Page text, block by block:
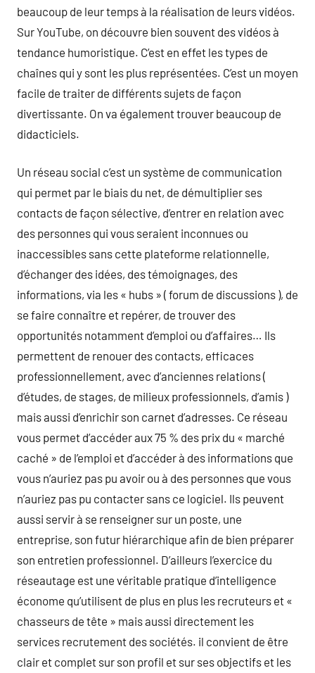
beaucoup de leur temps à la réalisation de leurs vidéos.
Sur YouTube, on découvre bien souvent des vidéos à
tendance humoristique. C’est en effet les types de
chaînes qui y sont les plus représentées. C’est un moyen
facile de traiter de différents sujets de façon
divertissante. On va également trouver beaucoup de
didacticiels.
Un réseau social c’est un système de communication
qui permet par le biais du net, de démultiplier ses
contacts de façon sélective, d’entrer en relation avec
des personnes qui vous seraient inconnues ou
inaccessibles sans cette plateforme relationnelle,
d’échanger des idées, des témoignages, des
informations, via les « hubs » ( forum de discussions ), de
se faire connaître et repérer, de trouver des
opportunités notamment d’emploi ou d’affaires… Ils
permettent de renouer des contacts, efficaces
professionnellement, avec d’anciennes relations (
d’études, de stages, de milieux professionnels, d’amis )
mais aussi d’enrichir son carnet d’adresses. Ce réseau
vous permet d’accéder aux 75 % des prix du « marché
caché » de l’emploi et d’accéder à des informations que
vous n’auriez pas pu avoir ou à des personnes que vous
n’auriez pas pu contacter sans ce logiciel. Ils peuvent
aussi servir à se renseigner sur un poste, une
entreprise, son futur hiérarchique afin de bien préparer
son entretien professionnel. D’ailleurs l’exercice du
réseautage est une véritable pratique d’intelligence
économe qu’utilisent de plus en plus les recruteurs et «
chasseurs de tête » mais aussi directement les
services recrutement des sociétés. il convient de être
clair et complet sur son profil et sur ses objectifs et les